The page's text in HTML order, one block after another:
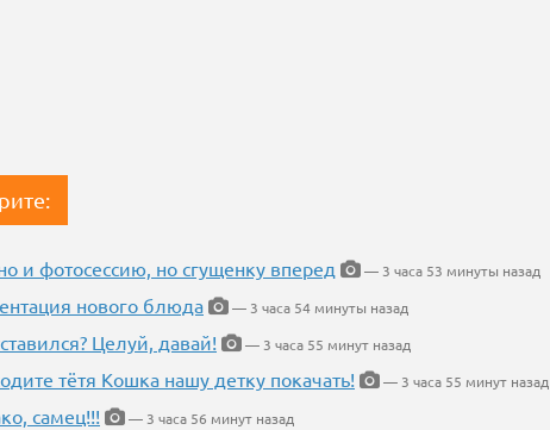
и фотосессию, но сгущенку вперед
— 3 часа 53 минуты назад
нового блюда
— 3 часа 54 минуты назад
Целуй, давай!
— 3 часа 55 минут назад
тётя Кошка нашу детку покачать!
— 3 часа 55 минут назад
самец!!!
— 3 часа 56 минут назад